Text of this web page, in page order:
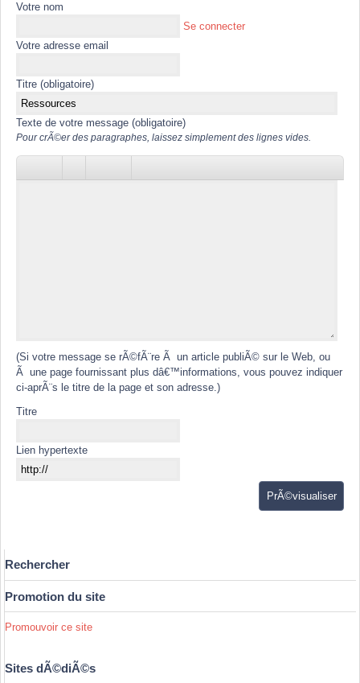
Votre nom
Se connecter
Votre adresse email
Titre (obligatoire)
Texte de votre message (obligatoire)
Pour crÃ©er des paragraphes, laissez simplement des lignes vides.
(Si votre message se rÃ©fÃ¨re Ã un article publiÃ© sur le Web, ou
Ã une page fournissant plus dâ€™informations, vous pouvez indiquer
ci-aprÃ¨s le titre de la page et son adresse.)
Titre
Lien hypertexte
Rechercher
Promotion du site
Promouvoir ce site
Sites dÃ©diÃ©s